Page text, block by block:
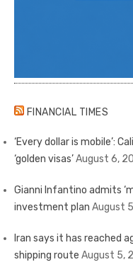
FINANCIAL TIMES
‘Every dollar is mobile’:
‘golden visas’August 6,
Gianni Infantino admits
investment plan August
Iran says it has reached
shipping route August 5,